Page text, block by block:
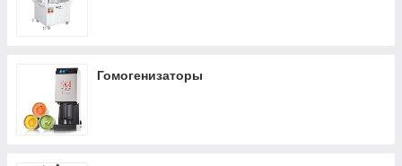
Гомогенизаторы